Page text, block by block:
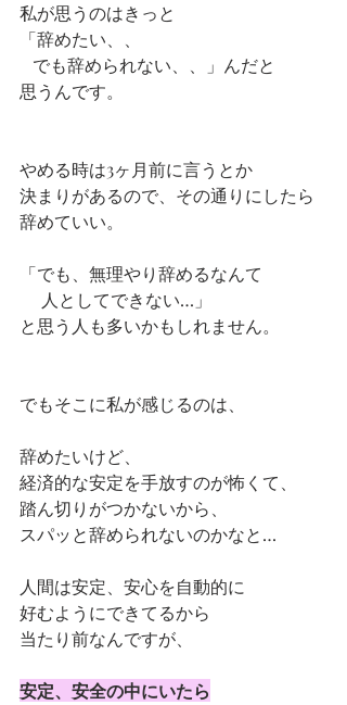
私が思うのはきっと
「辞めたい、、
   でも辞められない、、」んだと
思うんです。
やめる時は3ヶ月前に言うとか
決まりがあるので、その通りにしたら
辞めていい。
「でも、無理やり辞めるなんて
     人としてできない…」
と思う人も多いかもしれません。
でもそこに私が感じるのは、
辞めたいけど、
経済的な安定を手放すのが怖くて、
踏ん切りがつかないから、
スパッと辞められないのかなと…
人間は安定、安心を自動的に
好むようにできてるから
当たり前なんですが、
安定、安全の中にいたら